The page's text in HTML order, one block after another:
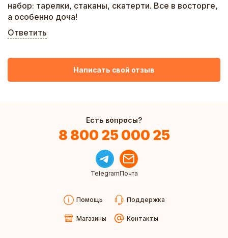
набор: тарелки, стаканы, скатерти. Все в восторге,
а особенно доча!
Ответить
Написать свой отзыв
Есть вопросы?
8 800 25 000 25
TelegramПочта
Помощь Поддержка
Магазины Контакты